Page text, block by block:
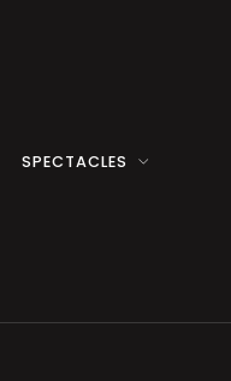
SPECTACLES